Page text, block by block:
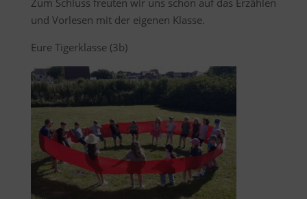
Zum Schluss freuten wir uns schon auf das Erzählen
und Vorlesen mit der eigenen Klasse.
Eure Tigerklasse (3b)